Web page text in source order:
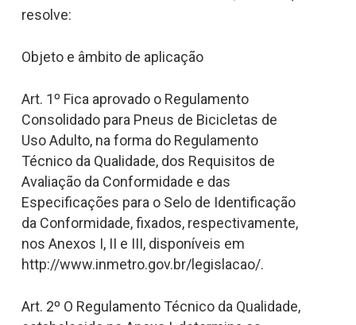
resolve:
Objeto e âmbito de aplicação
Art. 1º Fica aprovado o Regulamento
Consolidado para Pneus de Bicicletas de
Uso Adulto, na forma do Regulamento
Técnico da Qualidade, dos Requisitos de
Avaliação da Conformidade e das
Especificações para o Selo de Identificação
da Conformidade, fixados, respectivamente,
nos Anexos I, II e III, disponíveis em
http://www.inmetro.gov.br/legislacao/.
Art. 2º O Regulamento Técnico da Qualidade,